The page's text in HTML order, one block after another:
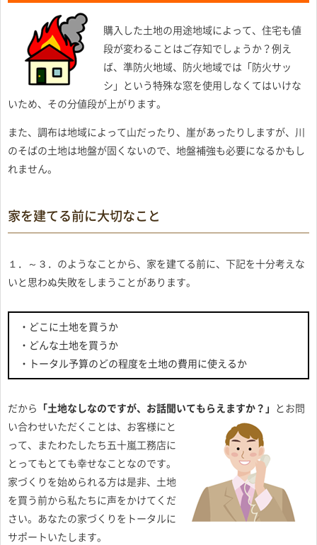
購入した土地の用途地域によって、住宅も値
段が変わることはご存知でしょうか？例え
ば、準防火地域、防火地域では「防火サッ
シ」という特殊な窓を使用しなくてはいけな
いため、その分値段が上がります。
また、調布は地域によって山だったり、崖があったりしますが、川
のそばの土地は地盤が固くないので、地盤補強も必要になるかもし
れません。
家を建てる前に大切なこと
１．～３．のようなことから、家を建てる前に、下記を十分考えな
いと思わぬ失敗をしまうことがあります。
・どこに土地を買うか
・どんな土地を買うか
・トータル予算のどの程度を土地の費用に使えるか
だから 「土地なしなのですが、お話聞いてもらえますか？」
とお問
い合わせいただくことは、お客様にと
って、またわたしたち五十嵐工務店に
とってもとても幸せなことなのです。
家づくりを始められる方は是非、土地
を買う前から私たちに声をかけてくだ
さい。あなたの家づくりをトータルに
サポートいたします。